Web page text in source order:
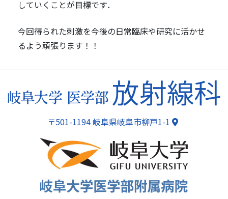
していくことが目標です．
今回得られた刺激を今後の日常臨床や研究に活かせ
るよう頑張ります！！
ページトップ
〒501-1194 岐阜県岐阜市柳戸1-1